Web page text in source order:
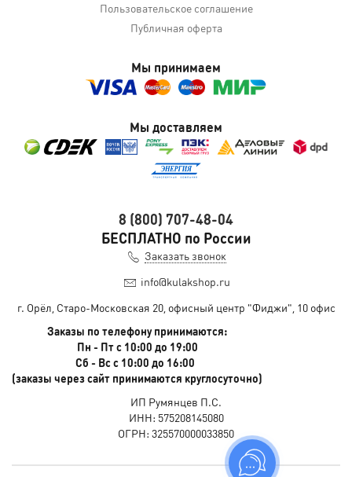
Пользовательское соглашение
Публичная оферта
Мы принимаем
Мы доставляем
8 (800) 707-48-04
БЕСПЛАТНО по России
Заказать звонок
info@kulakshop.ru
г. Орёл, Старо-Московская 20, офисный центр "Фиджи", 10 офис
Заказы по телефону принимаются:
Пн - Пт с 10:00 до 19:00
Сб - Вс с 10:00 до 16:00
(заказы через сайт принимаются круглосуточно)
ИП Румянцев П.С.
ИНН: 575208145080
ОГРН: 325570000033850